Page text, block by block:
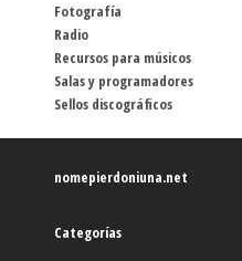
Fotografía
Radio
Recursos para músicos
Salas y programadores
Sellos discográficos
nomepierdoniuna.net
Categorías